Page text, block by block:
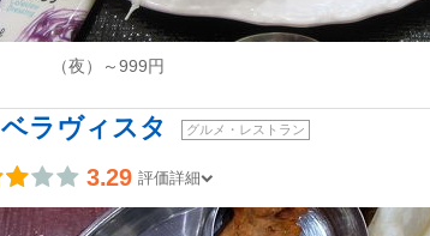
（夜）～999円
ベラヴィスタ グルメ・レストラン
3.29 評価詳細